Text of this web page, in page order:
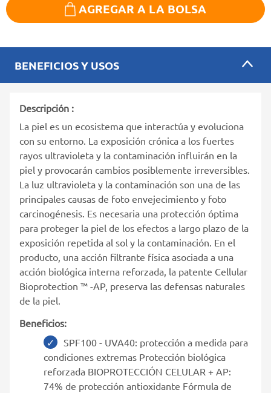
AGREGAR A LA BOLSA
BENEFICIOS Y USOS
Descripción :
La piel es un ecosistema que interactúa y evoluciona
con su entorno. La exposición crónica a los fuertes
rayos ultravioleta y la contaminación influirán en la
piel y provocarán cambios posiblemente irreversibles.
La luz ultravioleta y la contaminación son una de las
principales causas de foto envejecimiento y foto
carcinogénesis. Es necesaria una protección óptima
para proteger la piel de los efectos a largo plazo de la
exposición repetida al sol y la contaminación. En el
producto, una acción filtrante física asociada a una
acción biológica interna reforzada, la patente Cellular
Bioprotection ™ -AP, preserva las defensas naturales
de la piel.
Beneficios:
SPF100 - UVA40: protección a medida para
condiciones extremas Protección biológica
reforzada BIOPROTECCIÓN CELULAR + AP:
74% de protección antioxidante Fórmula de